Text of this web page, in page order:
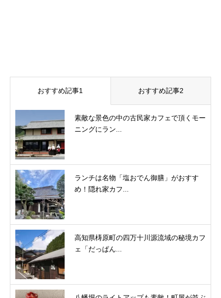
おすすめ記事1 おすすめ記事2
素敵な景色の中の古民家カフェで頂くモー
ニングにラン...
ランチは名物「塩おでん御膳」がおすす
め！隠れ家カフ...
高知県梼原町の四万十川源流域の秘境カフ
ェ「だっぱん...